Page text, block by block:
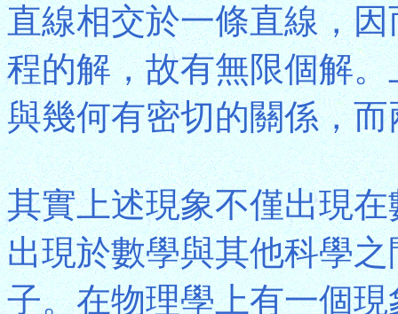
直線相交於一條直線，
程的解，故有無限個解
與幾何有密切的關係，
其實上述現象不僅出現
出現於數學與其他科學
子。在物理學上有一個